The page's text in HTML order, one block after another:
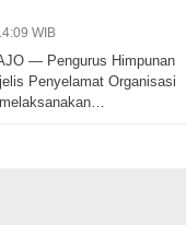
WIB
— Pengurus Himpunan
Penyelamat Organisasi